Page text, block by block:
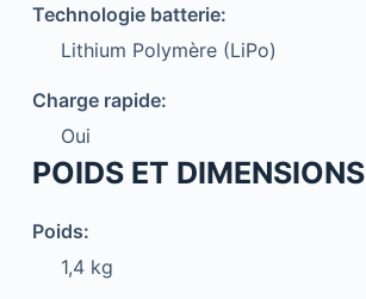
Technologie batterie:
Lithium Polymère (LiPo)
Charge rapide:
Oui
POIDS ET DIMENSIONS
Poids:
1,4 kg